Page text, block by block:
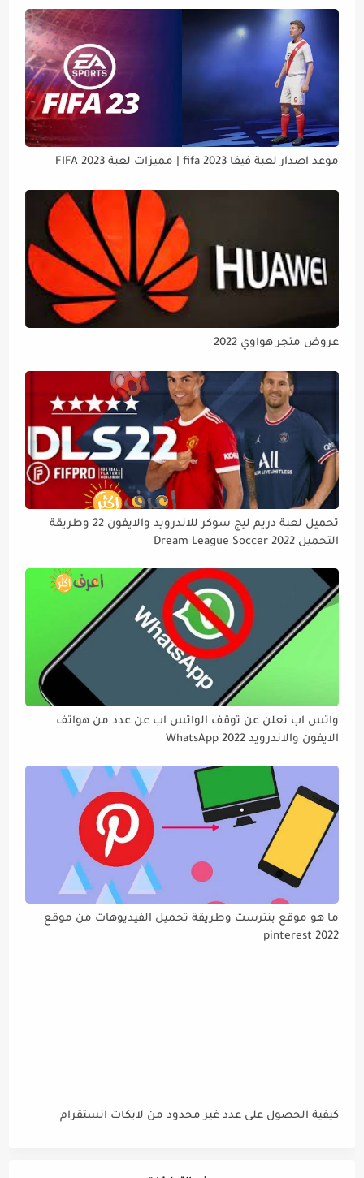
موعد اصدار لعبة فيفا 2023 fifa | مميزات لعبة FIFA 2023
عروض متجر هواوي 2022
تحميل لعبة دريم ليج سوكر للاندرويد والايفون 22 وطريقة
التحميل Dream League Soccer 2022
واتس اب تعلن عن توقف الواتس اب عن عدد من هواتف
الايفون والاندرويد WhatsApp 2022
ما هو موقع بنترست وطريقة تحميل الفيديوهات من موقع
pinterest 2022
كيفية الحصول على عدد غير محدود من لايكات انستقرام